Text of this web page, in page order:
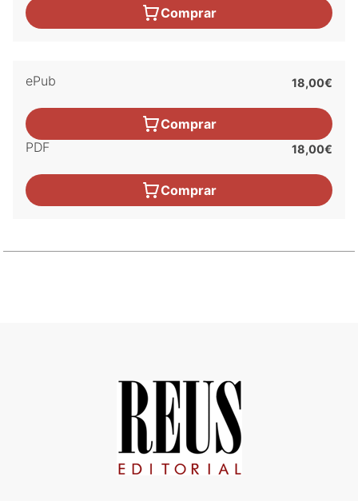
Comprar
ePub 18,00€
Comprar
PDF
18,00€
Comprar